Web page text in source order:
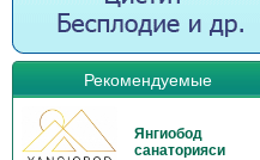
Рекомендуемые
Янгиобод
санаторияси